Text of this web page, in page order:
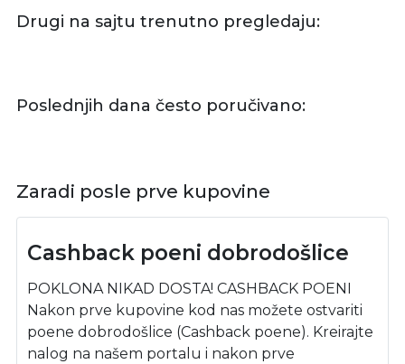
Drugi na sajtu trenutno pregledaju:
Poslednjih dana često poručivano:
Zaradi posle prve kupovine
Cashback poeni dobrodošlice
POKLONA NIKAD DOSTA! CASHBACK POENI
Nakon prve kupovine kod nas možete ostvariti
poene dobrodošlice (Cashback poene). Kreirajte
nalog na našem portalu i nakon prve